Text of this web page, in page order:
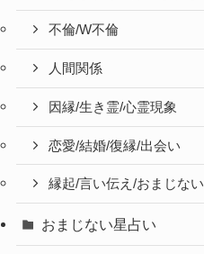
不倫/W不倫
人間関係
因縁/生き霊/心霊現象
恋愛/結婚/復縁/出会い
縁起/言い伝え/おまじない
おまじない星占い